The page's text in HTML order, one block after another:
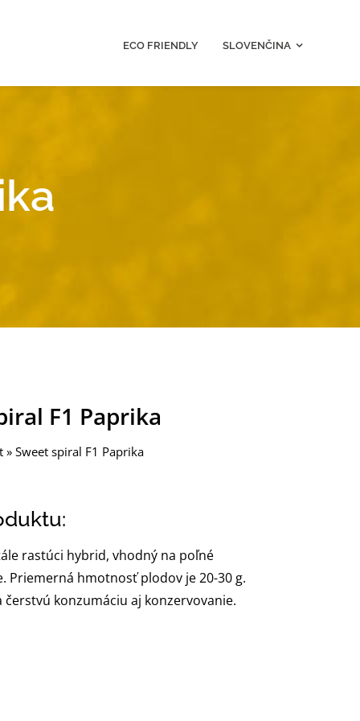
ECO FRIENDLY SLOVENČINA
F1 Paprika
» Sweet spiral F1 Paprika
rastúci hybrid, vhodný na poľné
Priemerná hmotnosť plodov je 20-30 g.
čerstvú konzumáciu aj konzervovanie.